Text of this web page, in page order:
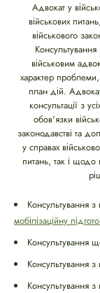
Адвокат у
військових
військового
військовим
характер
план дій.
консультації з
обов'язки
законодавстві та
у справах
питань, так і щодо
Консультування з
мобілізаційну
Консультування
Консультування з
Консультування з